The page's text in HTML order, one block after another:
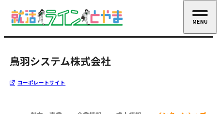
鳥羽システム株式会社
コーポレートサイト
MENU